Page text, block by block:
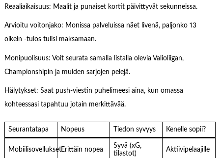
Reaaliaikaisuus: Maalit ja punaiset kortit päivittyvät sekunneissa.
Arvioitu voitonjako: Monissa palveluissa näet livenä, paljonko 13
oikein -tulos tulisi maksamaan.
Monipuolisuus: Voit seurata samalla listalla olevia Valioliigan,
Championshipin ja muiden sarjojen pelejä.
Hälytykset: Saat push-viestin puhelimeesi aina, kun omassa
kohteessasi tapahtuu jotain merkittävää.
Seurantatapa Nopeus Tiedon syvyys Kenelle sopii?
MobiilisovelluksetErittäin nopea
Syvä (xG,
tilastot)
Aktiivipelaajille